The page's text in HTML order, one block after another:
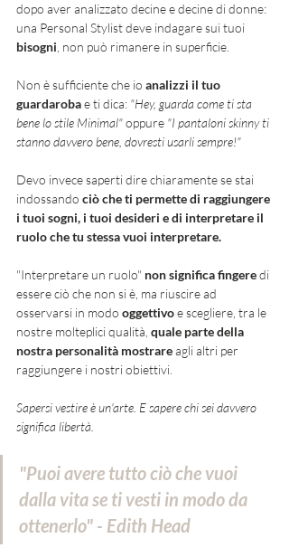
dopo aver analizzato decine e decine di donne:
una Personal Stylist deve indagare sui tuoi
bisogni , non può rimanere in superficie.
Non è sufficiente che io analizzi il tuo
guardaroba e ti dica: "Hey, guarda come ti sta
bene lo stile Minimal" oppure "I pantaloni skinny ti
stanno davvero bene, dovresti usarli sempre!"
Devo invece saperti dire chiaramente se stai
indossando ciò che ti permette di raggiungere
i tuoi sogni, i tuoi desideri e di interpretare il
ruolo che tu stessa vuoi interpretare.
"Interpretare un ruolo" non significa fingere di
essere ciò che non si è, ma riuscire ad
osservarsi in modo oggettivo e scegliere, tra le
nostre molteplici qualità, quale parte della
nostra personalità mostrare agli altri per
raggiungere i nostri obiettivi.
Sapersi vestire è un'arte. E sapere chi sei davvero
significa libertà.
"Puoi avere tutto ciò che vuoi
dalla vita se ti vesti in modo da
ottenerlo" - Edith Head